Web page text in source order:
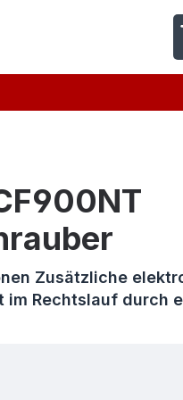
Zusätzliche
im Rechtslauf durch